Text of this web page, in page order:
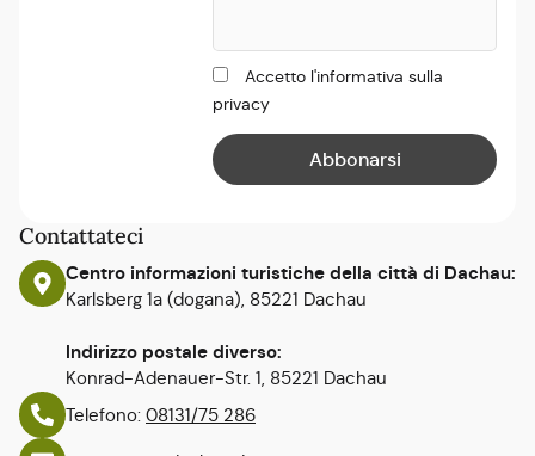
Contattateci
Centro informazioni turistiche della città di Dachau:
Karlsberg 1a (dogana), 85221 Dachau
Indirizzo postale diverso:
Konrad-Adenauer-Str. 1, 85221 Dachau
Telefono: 08131/75 286
Accetto l'informativa sulla
privacy